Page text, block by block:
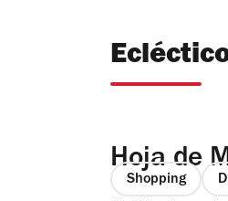
Hoja de
Shopping